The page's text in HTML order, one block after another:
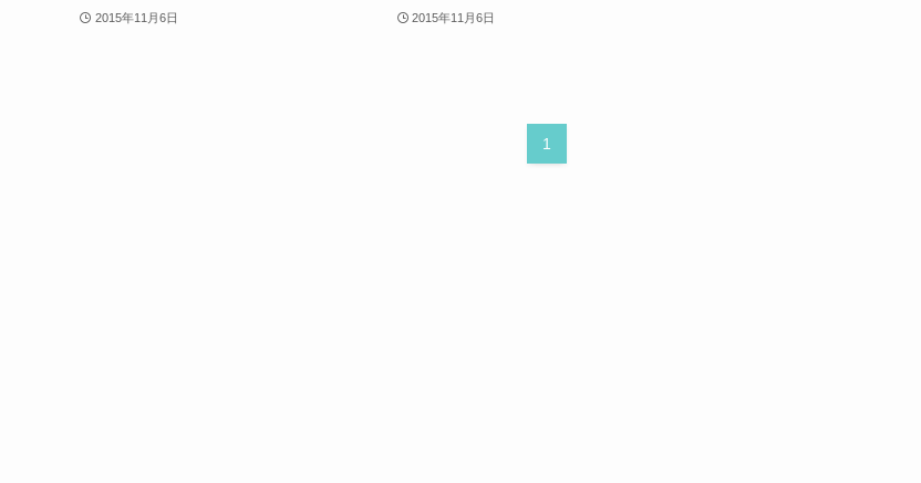
2015年11月6日 2015年11月6日
1